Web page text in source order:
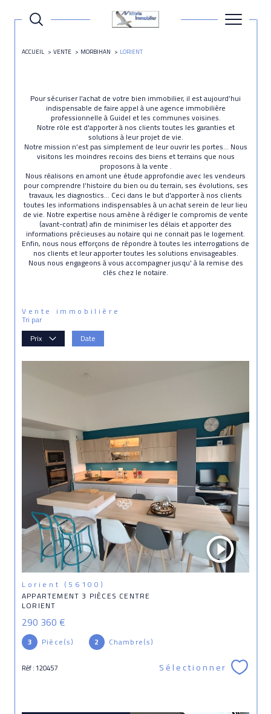
ACCUEIL VENTE MORBIHAN LORIENT
Pour sécuriser l’achat de votre bien immobilier, il est aujourd’hui
indispensable de faire appel à une agence immobilière
professionnelle à Guidel et les communes voisines.
Notre rôle est d'apporter à nos clients toutes les garanties et
solutions à leur projet de vie.
Notre mission n’est pas simplement de leur ouvrir les portes… Nous
visitons les moindres recoins des biens et terrains que nous
proposons à la vente .
Nous réalisons en amont une étude approfondie avec les vendeurs
pour comprendre l’histoire du bien ou du terrain, ses évolutions, ses
travaux, les diagnostics… Ceci dans le but d'apporter à nos clients
toutes les informations indispensables à un achat serein de leur lieu
de vie. Notre expertise nous amène à rédiger le compromis de vente
(avant-contrat) afin de minimiser les délais et apporter des
informations précieuses au notaire qui ne connait pas le logement.
Enfin, nous nous efforçons de répondre à toutes les interrogations de
nos clients et leur apporter toutes les solutions envisageables.
Nous nous engageons à vous accompagner jusqu' à la remise des
clés chez le notaire.
Vente immobilière
Tri par
Prix
Date
Lorient (56100)
APPARTEMENT 3 PIÈCES CENTRE
LORIENT
290 360 €
3 Pièce(s) 2 Chambre(s)
Réf : 120457 Sélectionner